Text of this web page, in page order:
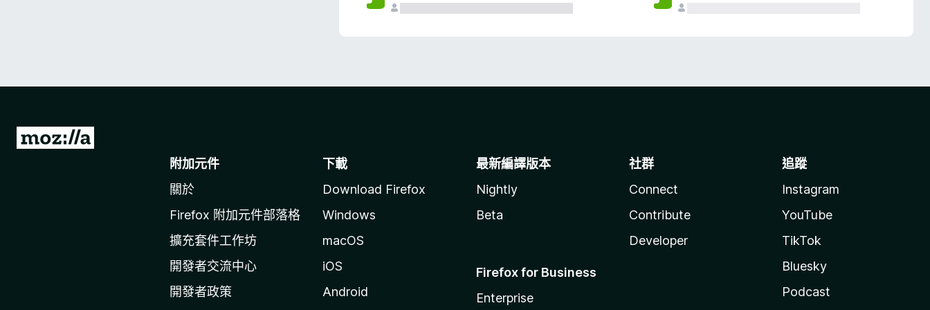
前
附加元件
關於
Firefox 附加元件部落格
擴充套件工作坊
開發者交流中心
開發者政策
下載
Download Firefox
Windows
macOS
iOS
Android
最新編譯版本
Nightly
Beta
Firefox for Business
Enterprise
社群
Connect
Contribute
Developer
追蹤
Instagram
YouTube
TikTok
Bluesky
Podcast